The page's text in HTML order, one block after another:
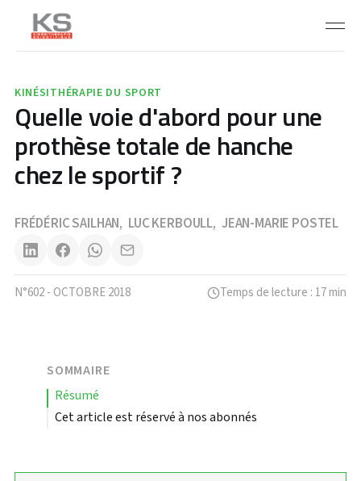
KINÉSITHÉRAPIE DU SPORT
Quelle voie d'abord pour une
prothèse totale de hanche
chez le sportif ?
FRÉDÉRIC SAILHAN, LUC KERBOULL, JEAN-MARIE POSTEL
N°602 - OCTOBRE 2018 Temps de lecture : 17 min
SOMMAIRE
résumé
Cet article est réservé à nos abonnés